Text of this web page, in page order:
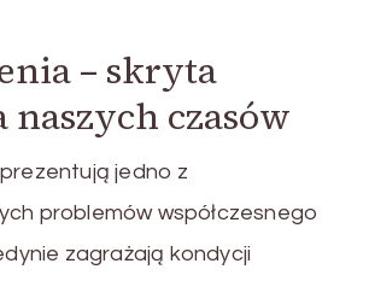
– skryta
czasów
jedno z
problemów współczesnego
zagrażają kondycji